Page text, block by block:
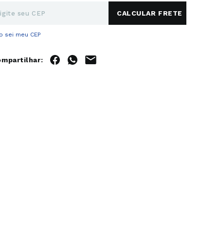
sei meu CEP